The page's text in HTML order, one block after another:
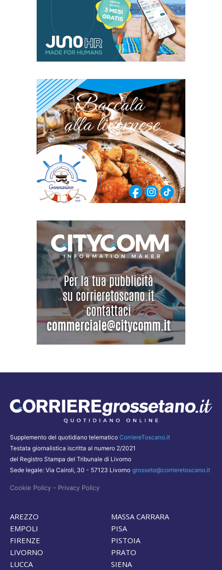
Supplemento del quotidiano telematico CorriereToscano.it
Testata giornalistica iscritta al numero 2/2021
del Registro Stampa del Tribunale di Livorno
Sede legale: Via Cairoli, 30 - 57123 Livorno grosseto@corrieretoscano.it
Cookie Policy - Privacy Policy
AREZZO
EMPOLI
FIRENZE
LIVORNO
LUCCA
MASSA CARRARA
PISA
PISTOIA
PRATO
SIENA